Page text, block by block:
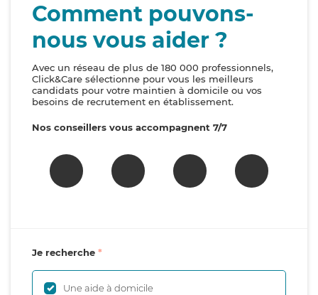
Comment pouvons-
nous vous aider ?
Avec un réseau de plus de 180 000 professionnels,
Click&Care sélectionne pour vous les meilleurs
candidats pour votre maintien à domicile ou vos
besoins de recrutement en établissement.
Nos conseillers vous accompagnent 7/7
Je recherche
Une aide à domicile